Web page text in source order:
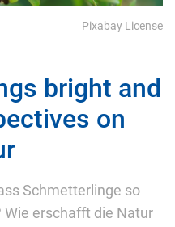
Pixabay License
bright and
on
Schmetterlinge so
Wie erschafft die Natur